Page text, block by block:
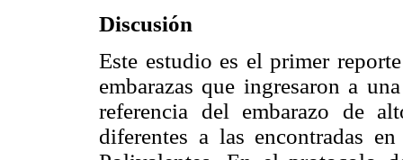
Discusión
Este estudio es el primer
embarazas que ingresaron a
referencia del embarazo de
diferentes a las encontradas